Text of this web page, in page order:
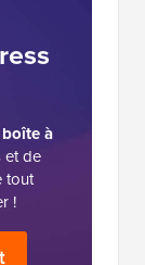
à
et de
tout
!